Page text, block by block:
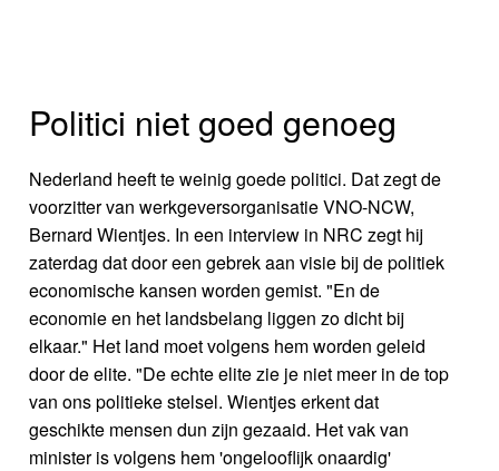
Politici niet goed genoeg
Nederland heeft te weinig goede politici. Dat zegt de
voorzitter van werkgeversorganisatie VNO-NCW,
Bernard Wientjes. In een interview in NRC zegt hij
zaterdag dat door een gebrek aan visie bij de politiek
economische kansen worden gemist. "En de
economie en het landsbelang liggen zo dicht bij
elkaar." Het land moet volgens hem worden geleid
door de elite. "De echte elite zie je niet meer in de top
van ons politieke stelsel. Wientjes erkent dat
geschikte mensen dun zijn gezaaid. Het vak van
minister is volgens hem 'ongelooflijk onaardig'